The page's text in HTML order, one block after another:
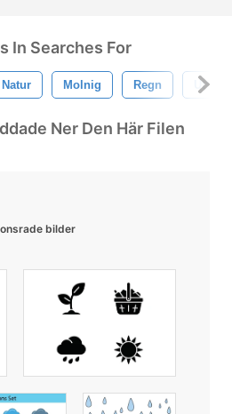
In Searches For
Natur Molnig Regn
Ner Den Här Filen
bilder